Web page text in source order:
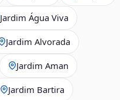
Jardim Água Viva
Jardim Alvorada
Jardim Aman
Jardim Bartira